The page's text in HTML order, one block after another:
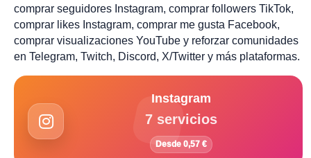
comprar seguidores Instagram, comprar followers TikTok,
comprar likes Instagram, comprar me gusta Facebook,
comprar visualizaciones YouTube y reforzar comunidades
en Telegram, Twitch, Discord, X/Twitter y más plataformas.
Instagram
7 servicios
Desde 0,57 €